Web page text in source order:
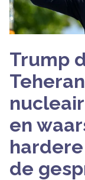
Trump
en
de